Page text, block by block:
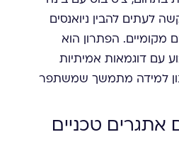
לעתים להבין ניואנסים
מקומיים. הפתרון הוא
עם דוגמאות אמיתיות
למידה מתמשך שמשתפר
טכניים